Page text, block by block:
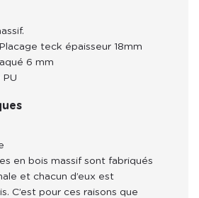
teck épaisseur 18mm
6 mm
PU
en bois massif sont fabriqués
et chacun d’eux est
C’est pour ces raisons que